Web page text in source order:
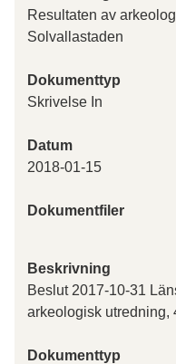
Resultaten av
Solvallastaden
Dokumenttyp
Skrivelse In
Datum
2018-01-15
Dokumentfiler
Beskrivning
Beslut 2017-10-31
arkeologisk utredning,
Dokumenttyp